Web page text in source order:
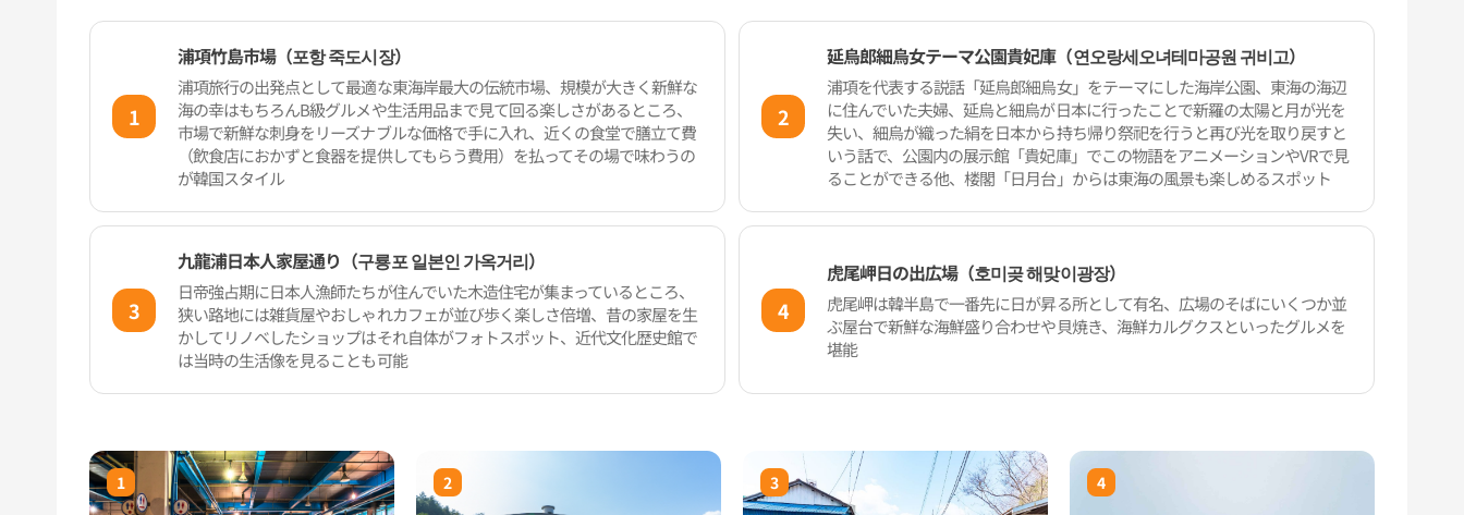
1
浦項竹島市場（포항 죽도시장）
浦項旅行の出発点として最適な東海岸最大の伝統市場、規模が大きく新鮮な
海の幸はもちろんB級グルメや生活用品まで見て回る楽しさがあるところ、
市場で新鮮な刺身をリーズナブルな価格で手に入れ、近くの食堂で膳立て費
（飲食店におかずと食器を提供してもらう費用）を払ってその場で味わうの
が韓国スタイル
2
延烏郎細烏女テーマ公園貴妃庫（연오랑세오녀테마공원 귀비고）
浦項を代表する説話「延烏郎細烏女」をテーマにした海岸公園、東海の海辺
に住んでいた夫婦、延烏と細烏が日本に行ったことで新羅の太陽と月が光を
失い、細烏が織った絹を日本から持ち帰り祭祀を行うと再び光を取り戻すと
いう話で、公園内の展示館「貴妃庫」でこの物語をアニメーションやVRで見
ることができる他、楼閣「日月台」からは東海の風景も楽しめるスポット
3
九龍浦日本人家屋通り（구룡포 일본인 가옥거리）
日帝強占期に日本人漁師たちが住んでいた木造住宅が集まっているところ、
狭い路地には雑貨屋やおしゃれカフェが並び歩く楽しさ倍増、昔の家屋を生
かしてリノベしたショップはそれ自体がフォトスポット、近代文化歴史館で
は当時の生活像を見ることも可能
4
虎尾岬日の出広場（호미곶 해맞이광장）
虎尾岬は韓半島で一番先に日が昇る所として有名、広場のそばにいくつか並
ぶ屋台で新鮮な海鮮盛り合わせや貝焼き、海鮮カルグクスといったグルメを
堪能
1 2 3 4